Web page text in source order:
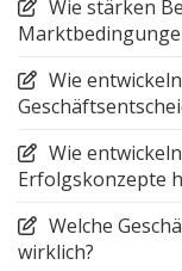
Wie stärken
Wie
Wie
Erfolgskonzepte
Welche
wirklich?